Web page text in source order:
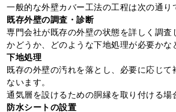
一般的な外壁カバー工法の工程は次の通り
既存外壁の調査・診断
専門会社が既存の外壁の状態を詳しく調査
かどうか、どのような下地処理が必要かな
下地処理
既存の外壁の汚れを落とし、必要に応じて
ないます。
通気層を設けるための胴縁を取り付ける場
防水シートの設置